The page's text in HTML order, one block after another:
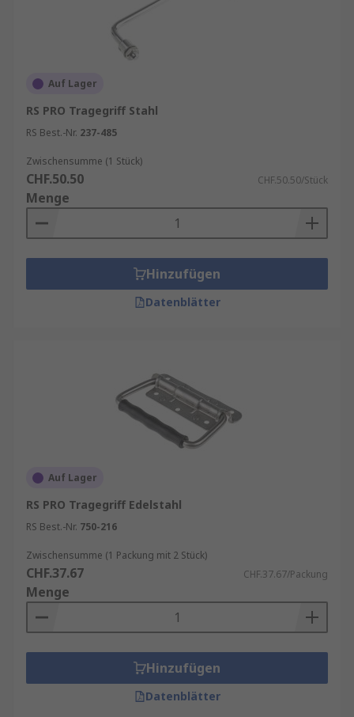
Auf Lager
RS PRO Tragegriff Stahl
RS Best.-Nr. 237-485
Zwischensumme (1 Stück)
CHF.50.50 CHF.50.50/Stück
Menge
Hinzufügen
Datenblätter
Auf Lager
RS PRO Tragegriff Edelstahl
RS Best.-Nr. 750-216
Zwischensumme (1 Packung mit 2 Stück)
CHF.37.67 CHF.37.67/Packung
Menge
Hinzufügen
Datenblätter